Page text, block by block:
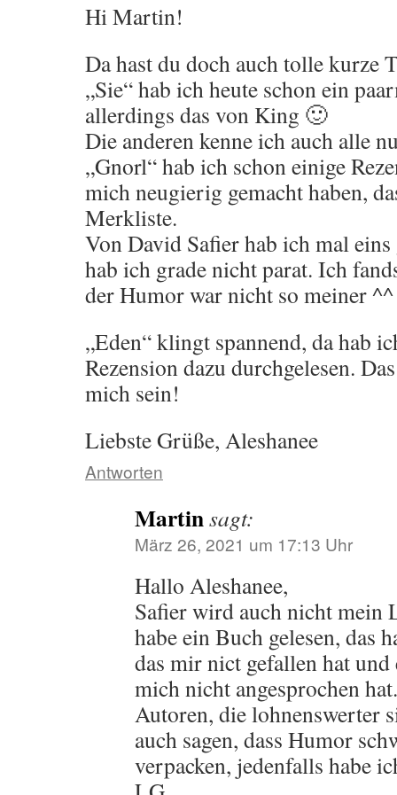
Hi Martin!
Da hast du doch auch tolle kurze
„Sie“ hab ich heute schon ein
allerdings das von King 🙂
Die anderen kenne ich auch alle
„Gnorl“ hab ich schon einige
mich neugierig gemacht haben,
Merkliste.
Von David Safier hab ich mal
hab ich grade nicht parat. Ich
der Humor war nicht so meiner ^^
„Eden“ klingt spannend, da hab
Rezension dazu durchgelesen.
mich sein!
Liebste Grüße, Aleshanee
Antworten
Martinsagt:
März 26, 2021 um 17:13 Uhr
Hallo Aleshanee,
Safier wird auch nicht
habe ein Buch gelesen, das
das mir nict gefallen hat
mich nicht angesprochen
Autoren, die lohnenswerter
auch sagen, dass Humor
verpacken, jedenfalls habe